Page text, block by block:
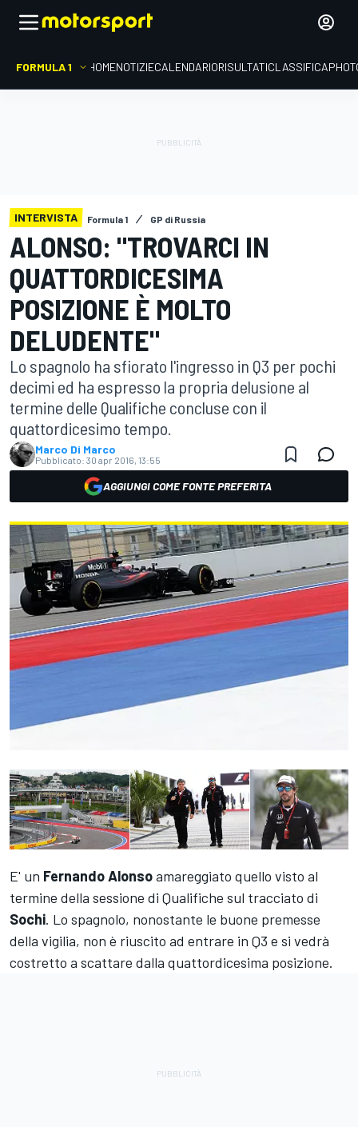
FORMULA 1 HOMENOTIZIECALENDARIORISULTATICLASSIFICA
INTERVISTA Formula 1 GP di Russia
ALONSO: "TROVARCI IN
QUATTORDICESIMA
POSIZIONE È MOLTO
DELUDENTE"
Lo spagnolo ha sfiorato l'ingresso in Q3 per pochi
decimi ed ha espresso la propria delusione al
termine delle Qualifiche concluse con il
quattordicesimo tempo.
Marco Di Marco
Pubblicato: 30 apr 2016, 13:55
AGGIUNGI COME FONTE PREFERITA
E' un Fernando Alonsoamareggiato quello visto al
termine della sessione di Qualifiche sul tracciato di
Sochi. Lo spagnolo, nonostante le buone premesse
della vigilia, non è riuscito ad entrare in Q3 e si vedrà
costretto a scattare dalla quattordicesima posizione.